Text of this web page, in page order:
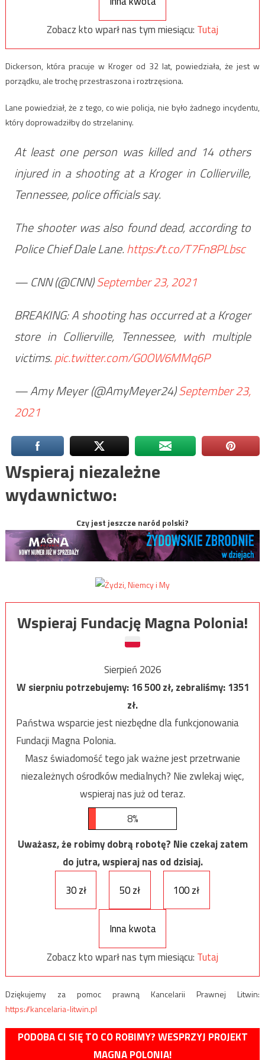
Zobacz kto wparł nas tym miesiącu: Tutaj
Dickerson, która pracuje w Kroger od 32 lat, powiedziała, że ​​jest w
porządku, ale trochę przestraszona i roztrzęsiona.
Lane powiedział, że z tego, co wie policja, nie było żadnego incydentu,
który doprowadziłby do strzelaniny.
At least one person was killed and 14 others
injured in a shooting at a Kroger in Collierville,
Tennessee, police officials say.
The shooter was also found dead, according to
Police Chief Dale Lane.https://t.co/T7Fn8PLbsc
— CNN (@CNN)September 23, 2021
BREAKING: A shooting has occurred at a Kroger
store in Collierville, Tennessee, with multiple
victims.pic.twitter.com/G0OW6MMq6P
— Amy Meyer (@AmyMeyer24)September 23,
2021
Wspieraj niezależne
wydawnictwo:
Czy jest jeszcze naród polski?
Wspieraj Fundację Magna Polonia!
Sierpień 2026
W sierpniu potrzebujemy:16 500zł, zebraliśmy:1351
zł.
Państwa wsparcie jest niezbędne dla funkcjonowania
Fundacji Magna Polonia.
Masz świadomość tego jak ważne jest przetrwanie
niezależnych ośrodków medialnych? Nie zwlekaj więc,
wspieraj nas już od teraz.
8%
Uważasz, że robimy dobrą robotę? Nie czekaj zatem
do jutra, wspieraj nas od dzisiaj.
30 zł
50 zł 100 zł
Inna kwota
Zobacz kto wparł nas tym miesiącu: Tutaj
Dziękujemy za pomoc prawną Kancelarii Prawnej Litwin:
https://kancelaria-litwin.pl
PODOBA CI SIĘ TO CO ROBIMY? WESPRZYJ PROJEKT
MAGNA POLONIA!